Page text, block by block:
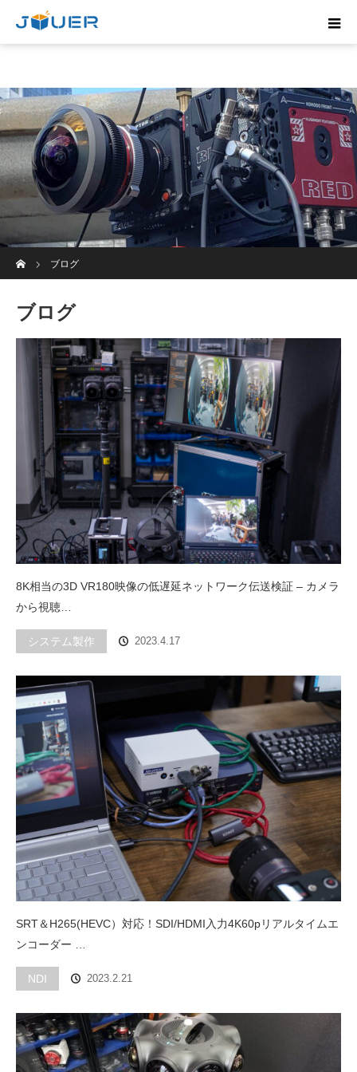
ブログ
ブログ
8K相当の3D VR180映像の低遅延ネットワーク伝送検証 – カメラ
から視聴…
システム製作 2023.4.17
SRT＆H265(HEVC）対応！SDI/HDMI入力4K60pリアルタイムエ
ンコーダー …
NDI 2023.2.21